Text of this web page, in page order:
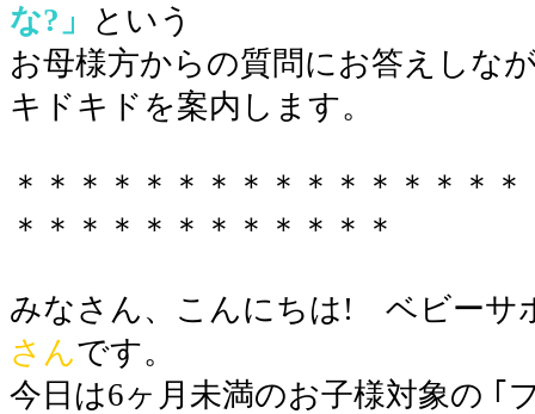
な?」
という
お母様方からの質問にお答えしな
キドキドを案内します。
＊＊＊＊＊＊＊＊＊＊＊＊＊＊＊
＊＊＊＊＊＊＊＊＊＊＊＊
みなさん、こんにちは! ベビーサ
さんです。
今日は6ヶ月未満のお子様対象の ｢